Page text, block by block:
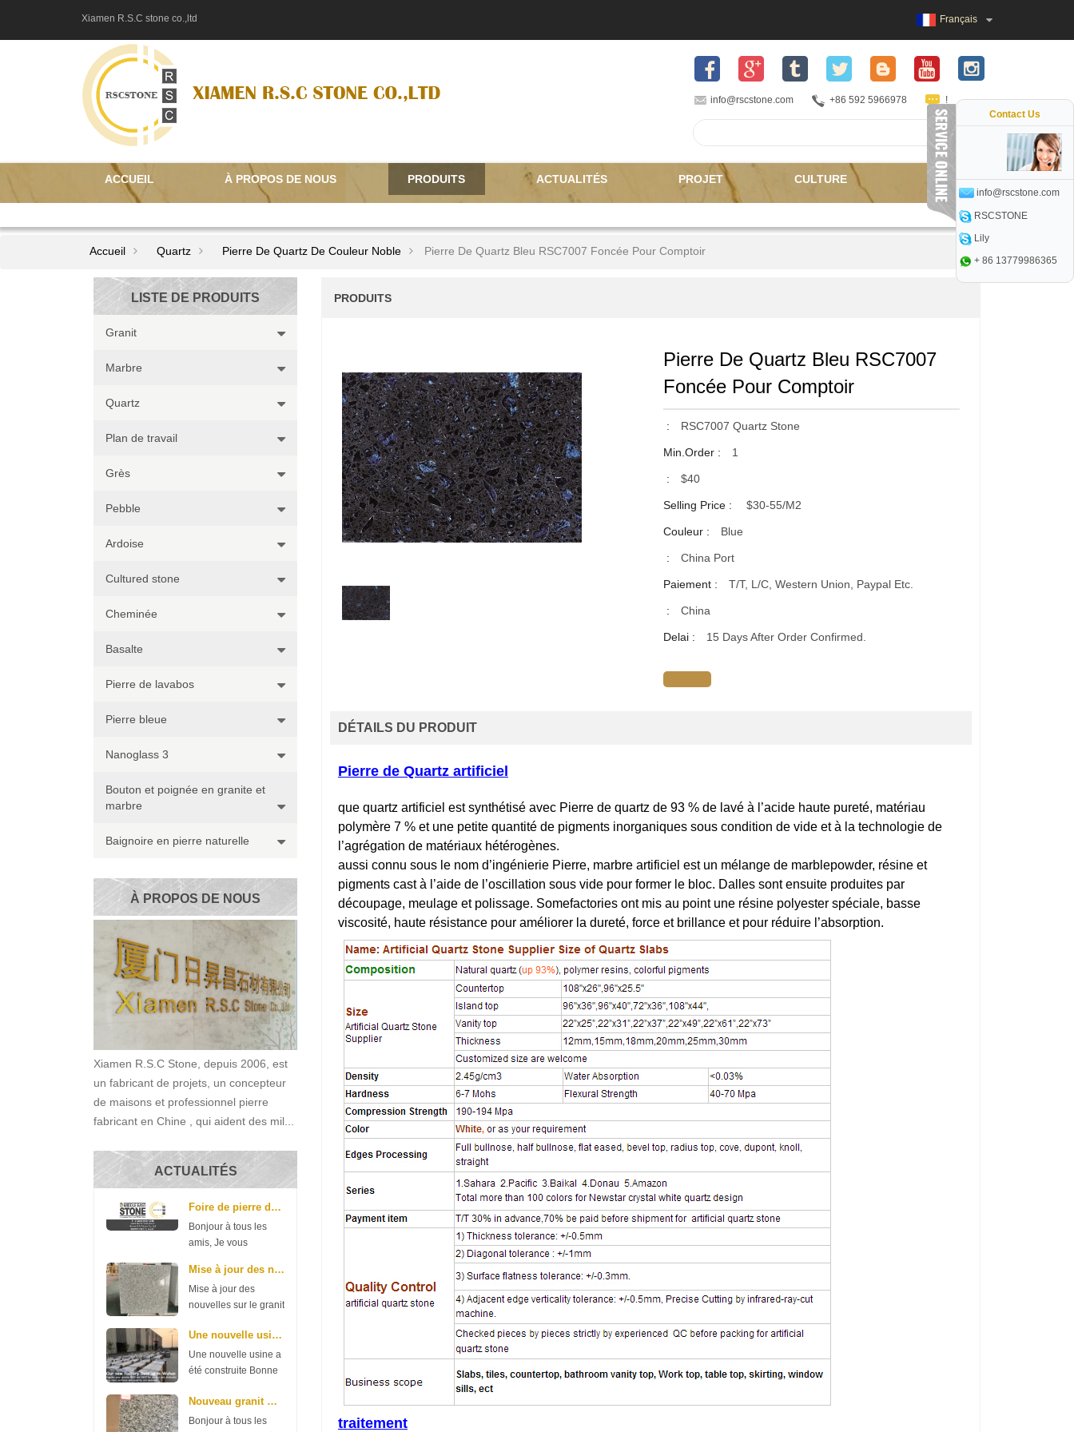
Xiamen R.S.C stone co.,ltd Français
info@rscstone.com +86 592 5966978 !
ACCUEIL À PROPOS DE NOUS PRODUITS ACTUALITÉS PROJET CULTURE
Accueil Quartz Pierre De Quartz De Couleur Noble Pierre De Quartz Bleu RSC7007 Foncée Pour Comptoir
LISTE DE PRODUITS
Granit
Marbre
Quartz
Plan de travail
Grès
Pebble
Ardoise
Cultured stone
Cheminée
Basalte
Pierre de lavabos
Pierre bleue
Nanoglass 3
Bouton et poignée en granite et
marbre
Baignoire en pierre naturelle
À PROPOS DE NOUS
Xiamen R.S.C Stone, depuis 2006, est
un fabricant de projets, un concepteur
de maisons et professionnel pierre
fabricant en Chine , qui aident des mil...
ACTUALITÉS
Foire de pierre du Moyen-Orient
Bonjour à tous les
amis, Je vous
journée. Voici une
bonne nouvelle à
partager avec vous:
participera à la foire
de la pierre du
Moyen-Orient la
La f...
Mise à jour des nouvelles sur le granit gris G602 ...
Mise à jour des
nouvelles sur le granit
Bonne journée. Voici
une nouvelle du
granit G602 et G603,
G602 70 * 240up *
2cm 11,35 $ / m2 3
Une nouvelle usine a été construite
Une nouvelle usine a
été construite Bonne
amis. Notre société a
dépensé de l’argent
Nouveau granit G654 de Xiamen R.S.C Stone
Bonjour à tous les
PRODUITS
Pierre De Quartz Bleu RSC7007
Foncée Pour Comptoir
: RSC7007 Quartz Stone
Min.Order : 1
: $40
Selling Price : $30-55/m2
Couleur : Blue
: China Port
Paiement : T/T, L/C, Western Union, Paypal Etc.
: China
Delai : 15 Days After Order Confirmed.
DÉTAILS DU PRODUIT
Pierre de Quartz artificiel
que quartz artificiel est synthétisé avec Pierre de quartz de 93 % de lavé à l’acide haute pureté, matériau
polymère 7 % et une petite quantité de pigments inorganiques sous condition de vide et à la technologie de
l’agrégation de matériaux hétérogènes.
aussi connu sous le nom d’ingénierie Pierre, marbre artificiel est un mélange de marblepowder, résine et
pigments cast à l’aide de l’oscillation sous vide pour former le bloc. Dalles sont ensuite produites par
découpage, meulage et polissage. Somefactories ont mis au point une résine polyester spéciale, basse
viscosité, haute résistance pour améliorer la dureté, force et brillance et pour réduire l’absorption.
traitement
Contact Us
info@rscstone.com
RSCSTONE
Lily
+ 86 13779986365